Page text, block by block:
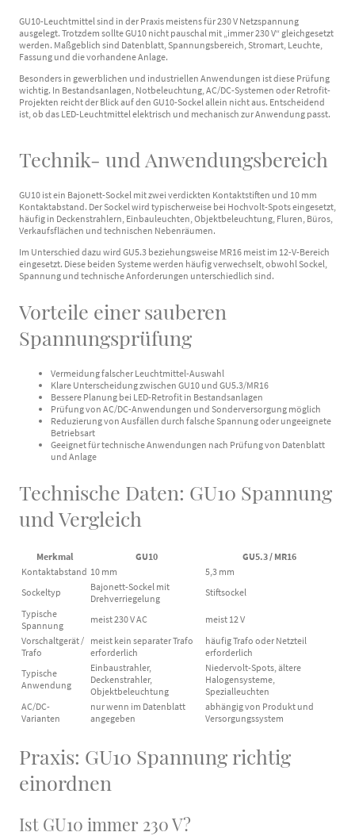
GU10-Leuchtmittel sind in der Praxis meistens für 230 V Netzspannung
ausgelegt. Trotzdem sollte GU10 nicht pauschal mit „immer 230 V“ gleichgesetzt
werden. Maßgeblich sind Datenblatt, Spannungsbereich, Stromart, Leuchte,
Fassung und die vorhandene Anlage.
Besonders in gewerblichen und industriellen Anwendungen ist diese Prüfung
wichtig. In Bestandsanlagen, Notbeleuchtung, AC/DC-Systemen oder Retrofit-
Projekten reicht der Blick auf den GU10-Sockel allein nicht aus. Entscheidend
ist, ob das LED-Leuchtmittel elektrisch und mechanisch zur Anwendung passt.
Technik- und Anwendungsbereich
GU10 ist ein Bajonett-Sockel mit zwei verdickten Kontaktstiften und 10 mm
Kontaktabstand. Der Sockel wird typischerweise bei Hochvolt-Spots eingesetzt,
häufig in Deckenstrahlern, Einbauleuchten, Objektbeleuchtung, Fluren, Büros,
Verkaufsflächen und technischen Nebenräumen.
Im Unterschied dazu wird GU5.3 beziehungsweise MR16 meist im 12-V-Bereich
eingesetzt. Diese beiden Systeme werden häufig verwechselt, obwohl Sockel,
Spannung und technische Anforderungen unterschiedlich sind.
Vorteile einer sauberen
Spannungsprüfung
Vermeidung falscher Leuchtmittel-Auswahl
Klare Unterscheidung zwischen GU10 und GU5.3/MR16
Bessere Planung bei LED-Retrofit in Bestandsanlagen
Prüfung von AC/DC-Anwendungen und Sonderversorgung möglich
Reduzierung von Ausfällen durch falsche Spannung oder ungeeignete
Betriebsart
Geeignet für technische Anwendungen nach Prüfung von Datenblatt
und Anlage
Technische Daten: GU10 Spannung
und Vergleich
Merkmal GU10
GU5.3 / MR16
Kontaktabstand 10 mm
5,3 mm
Sockeltyp
Bajonett-Sockel mit
Drehverriegelung
Stiftsockel
Typische
Spannung
meist 230 V AC
meist 12 V
Vorschaltgerät /
Trafo
meist kein separater Trafo
erforderlich
häufig Trafo oder Netzteil
erforderlich
Typische
Anwendung
Einbaustrahler,
Deckenstrahler,
Objektbeleuchtung
Niedervolt-Spots, ältere
Halogensysteme,
Spezialleuchten
AC/DC-
Varianten
nur wenn im Datenblatt
angegeben
abhängig von Produkt und
Versorgungssystem
Praxis: GU10 Spannung richtig
einordnen
Ist GU10 immer 230 V?